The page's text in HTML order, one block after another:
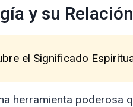
y su
el Significado
herramienta poderosa